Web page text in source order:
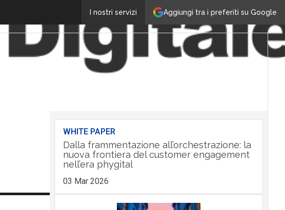
Aggiungi tra i preferiti su Google
I nostri servizi
WHITE PAPER
Dalla frammentazione all’orchestrazione: la
nuova frontiera del customer engagement
nell’era phygital
03 Mar 2026